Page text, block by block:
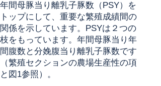
年間母豚当り離乳子豚数（PSY）を
トップにして、重要な繁殖成績間の
関係を示しています。PSYは２つの
枝をもっています。年間母豚当り年
間腹数と分娩腹当り離乳子豚数です
（繁殖セクションの農場生産性の項
と図1参照）。